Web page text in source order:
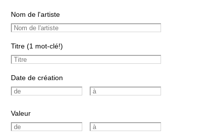
Nom de l'artiste
Titre (1 mot-clé!)
Date de création
Valeur